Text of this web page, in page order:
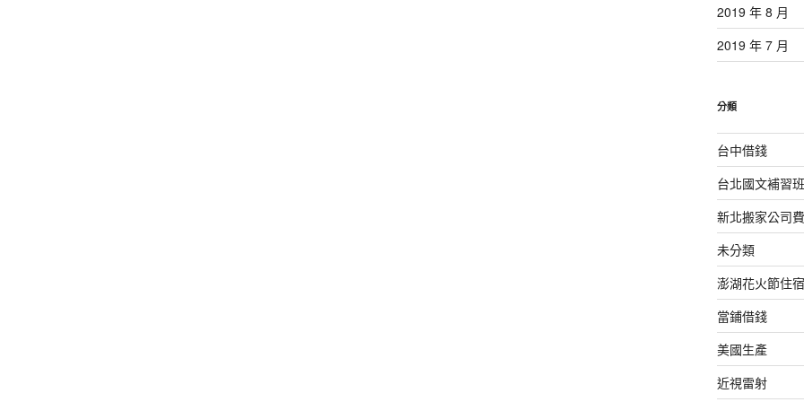
2019 年 8 月
2019 年 7 月
分類
台中借錢
台北國文補習班
新北搬家公司
未分類
澎湖花火節住
當鋪借錢
美國生產
近視雷射